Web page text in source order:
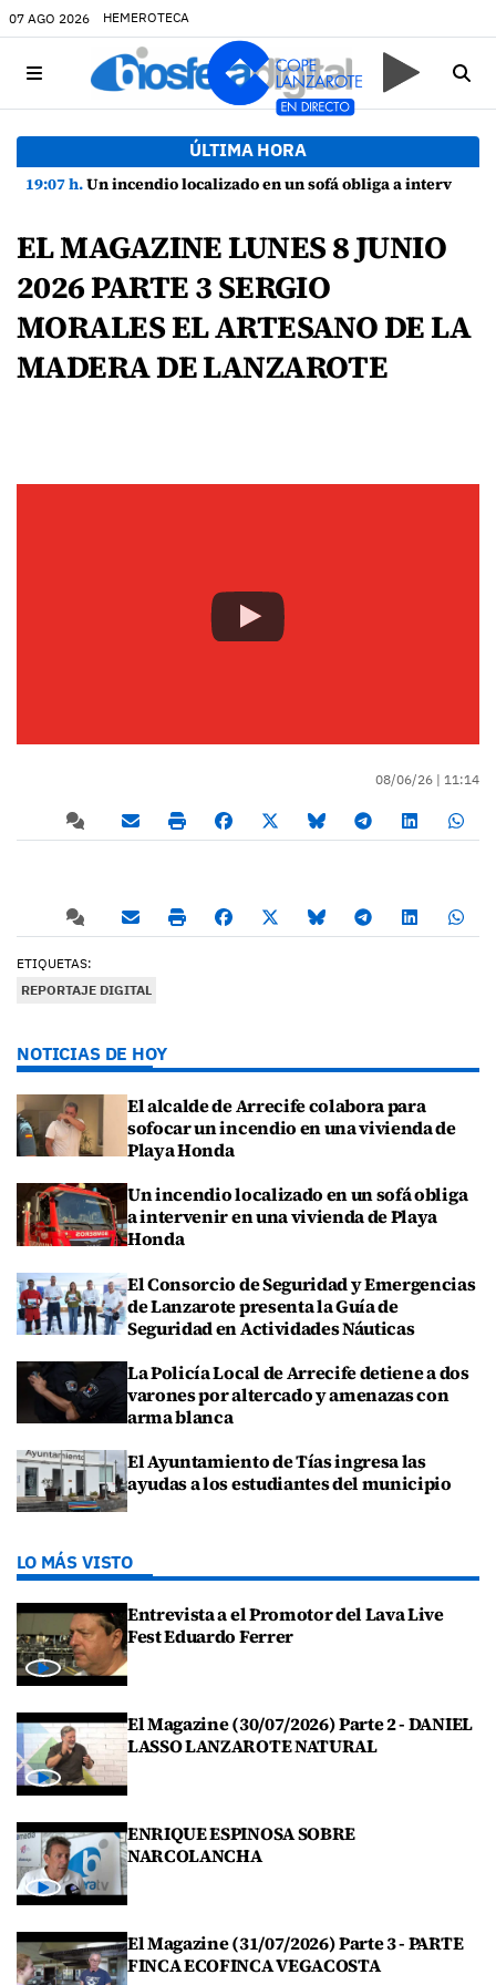
07 AGO 2026 HEMEROTECA
ÚLTIMA HORA
19:07 h.Un incendio localizado en un sofá obliga a intervenir en una vivienda de Playa Honda
EL MAGAZINE LUNES 8 JUNIO
2026 PARTE 3 SERGIO
MORALES EL ARTESANO DE LA
MADERA DE LANZAROTE
08/06/26 | 11:14
ETIQUETAS:
REPORTAJE DIGITAL
NOTICIAS DE HOY
El alcalde de Arrecife colabora para
sofocar un incendio en una vivienda de
Playa Honda
Un incendio localizado en un sofá obliga
a intervenir en una vivienda de Playa
Honda
El Consorcio de Seguridad y Emergencias
de Lanzarote presenta la Guía de
Seguridad en Actividades Náuticas
La Policía Local de Arrecife detiene a dos
varones por altercado y amenazas con
arma blanca
El Ayuntamiento de Tías ingresa las
ayudas a los estudiantes del municipio
LO MÁS VISTO
Entrevista a el Promotor del Lava Live
Fest Eduardo Ferrer
El Magazine (30/07/2026) Parte 2 - DANIEL
LASSO LANZAROTE NATURAL
ENRIQUE ESPINOSA SOBRE
NARCOLANCHA
El Magazine (31/07/2026) Parte 3 - PARTE
FINCA ECOFINCA VEGACOSTA